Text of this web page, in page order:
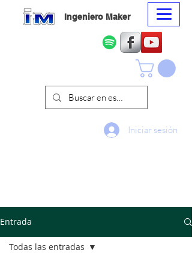
Ingeniero Maker
Iniciar sesión
Entrada
Todas las entradas